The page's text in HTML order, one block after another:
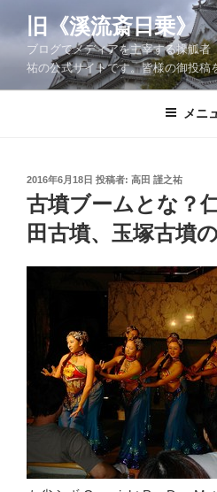
ツ
旧《溪流斎日乗》
ブログでメディアを主宰する操觚者
祐の公式サイトです。皆様の
メニ
投
日:
2016年6月18日 投稿者: 高田 謹之祐
古墳ブームとな？
田古墳、玉塚古墳